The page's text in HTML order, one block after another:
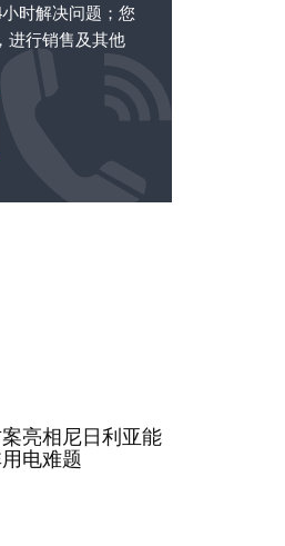
时解决问题；您
进行销售及其他
亮相尼日利亚能
电难题